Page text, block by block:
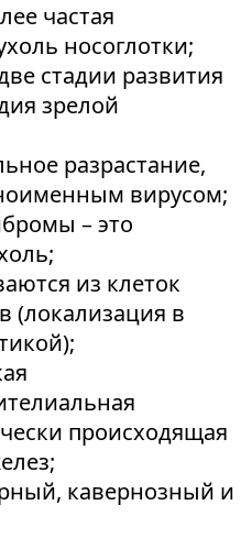
частая
носоглотки;
стадии развития
зрелой
разрастание,
вирусом;
– это
из клеток
(локализация в
происходящая
кавернозный и